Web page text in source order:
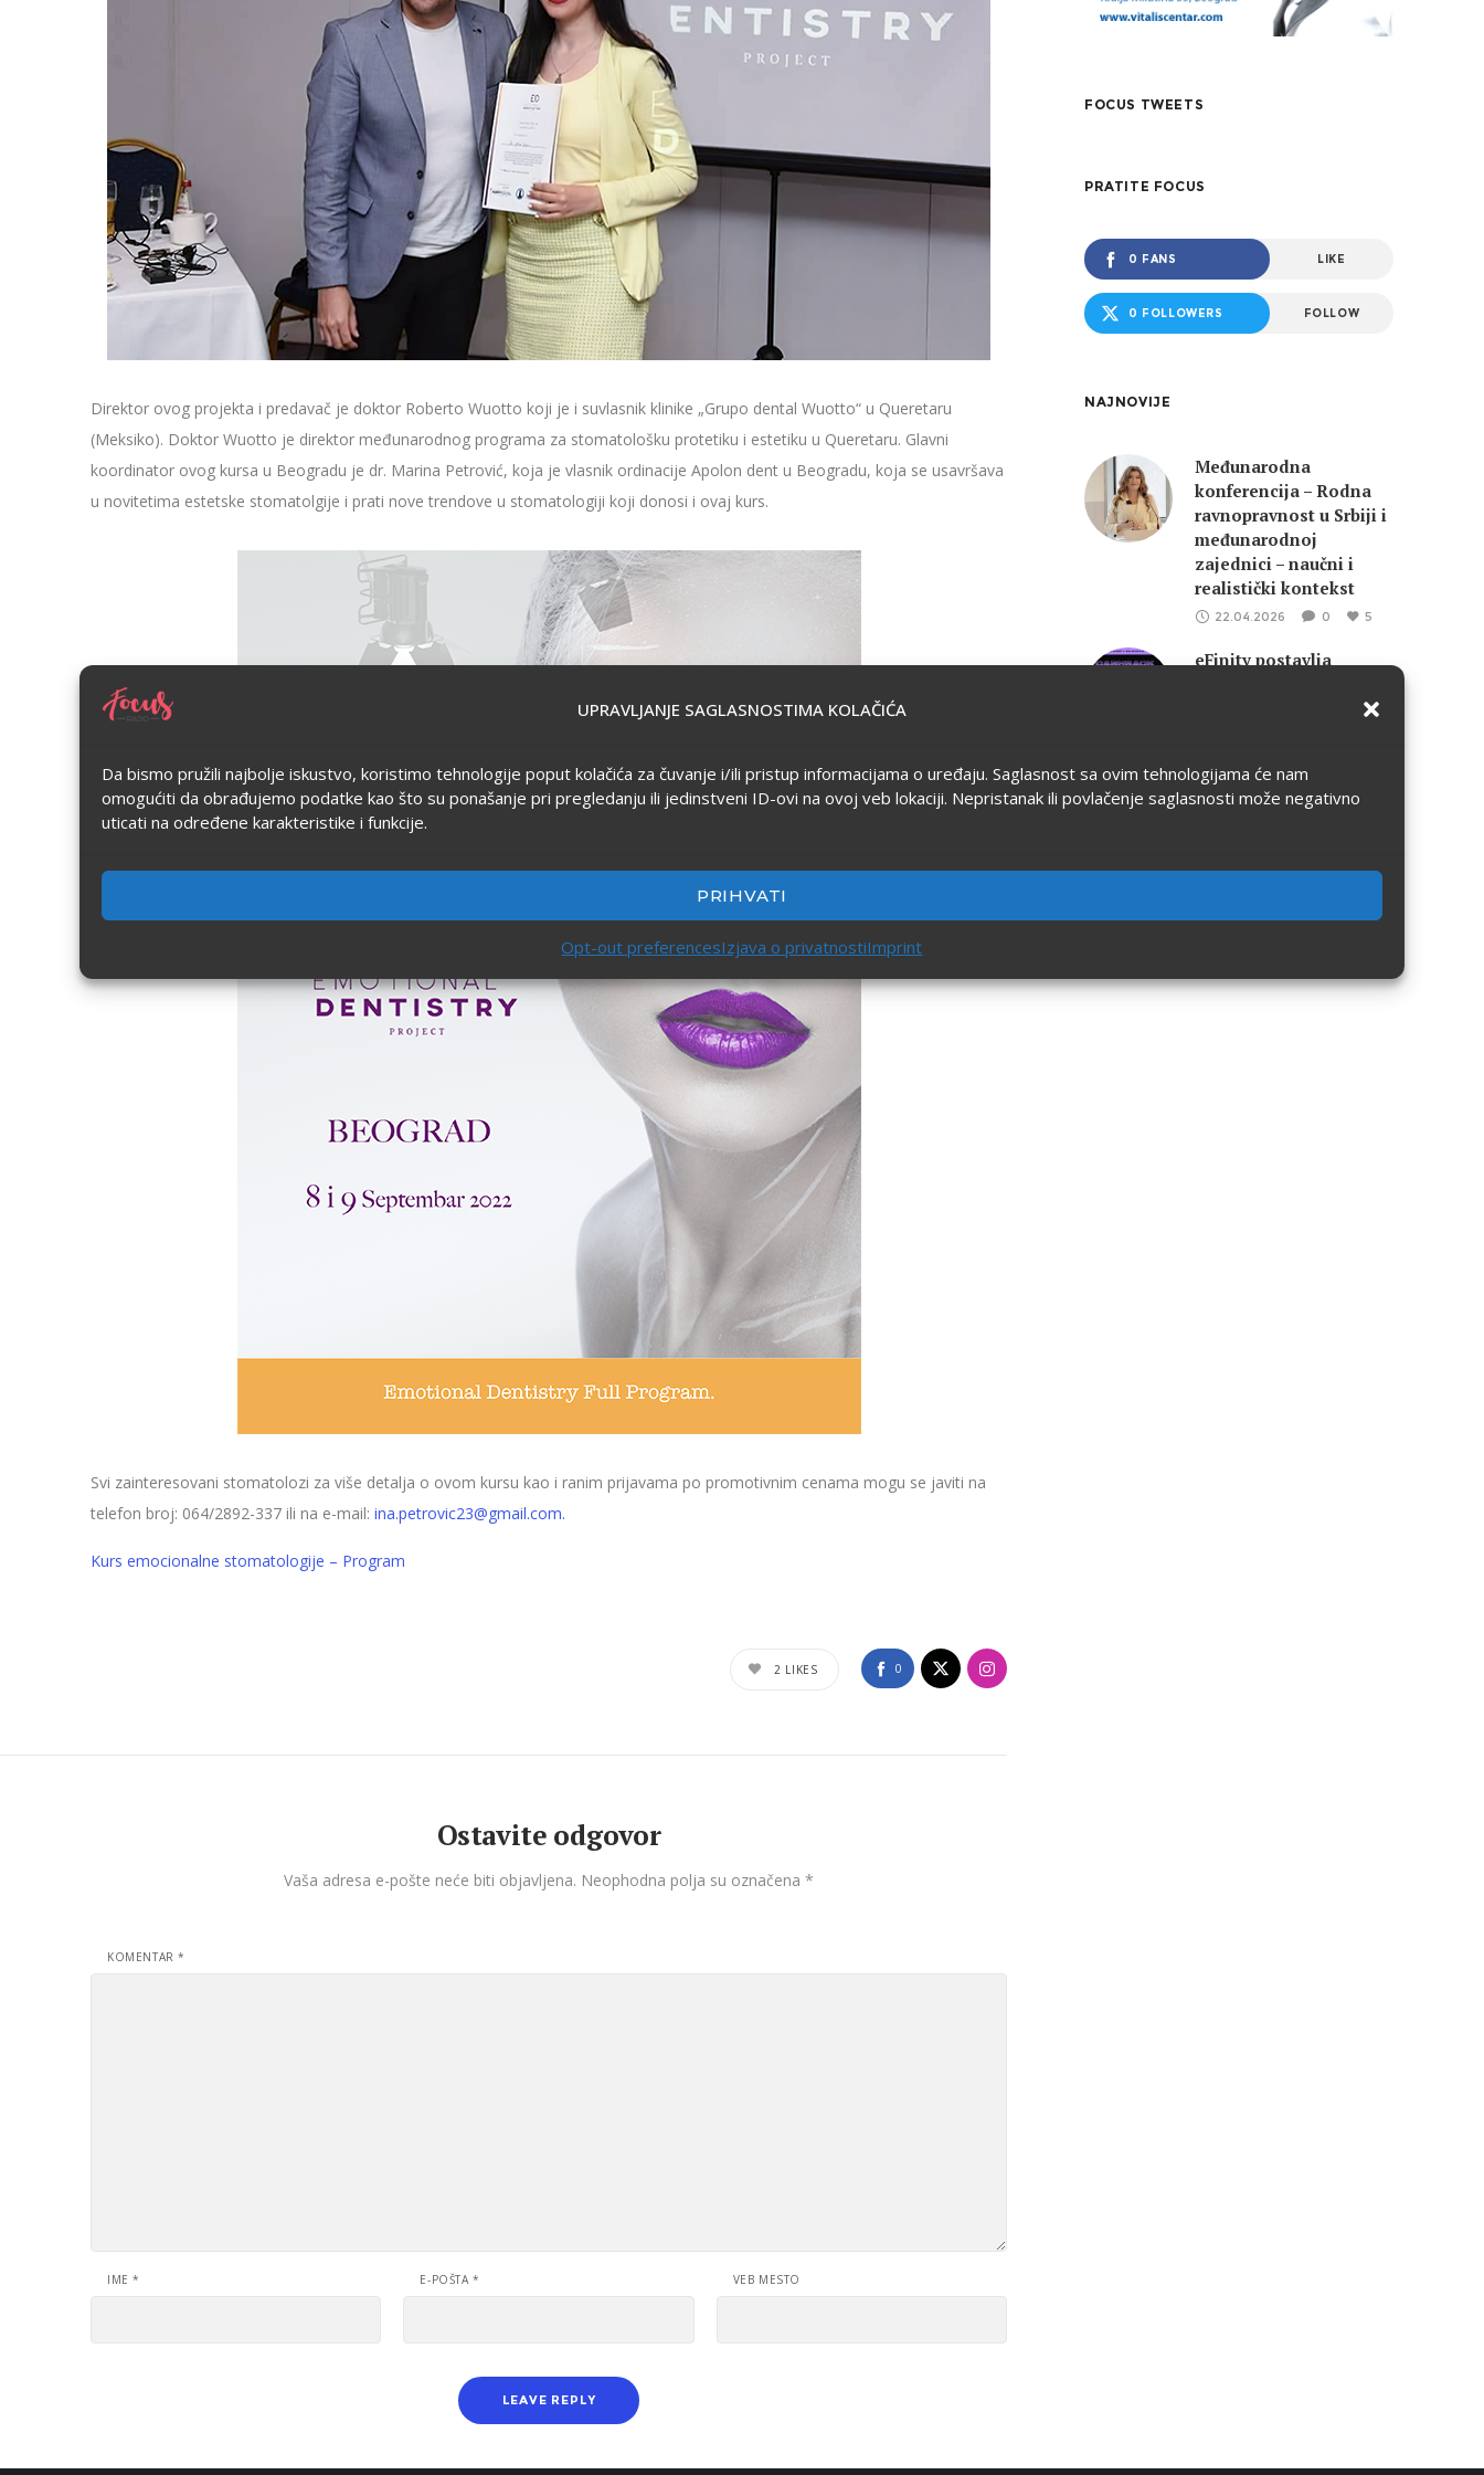
UPRAVLJANJE SAGLASNOSTIMA KOLAČIĆA
Da bismo pružili najbolje iskustvo, koristimo tehnologije poput kolačića za čuvanje i/ili pristup informacijama o uređaju. Saglasnost sa ovim tehnologijama će nam
omogućiti da obrađujemo podatke kao što su ponašanje pri pregledanju ili jedinstveni ID-ovi na ovoj veb lokaciji. Nepristanak ili povlačenje saglasnosti može negativno
uticati na određene karakteristike i funkcije.
PRIHVATI
Opt-out preferencesIzjava o privatnostiImprint
Direktor ovog projekta i predavač je doktor Roberto Wuotto koji je i suvlasnik klinike „Grupo dental Wuotto“ u Queretaru
(Meksiko). Doktor Wuotto je direktor međunarodnog programa za stomatološku protetiku i estetiku u Queretaru. Glavni
koordinator ovog kursa u Beogradu je dr. Marina Petrović, koja je vlasnik ordinacije Apolon dent u Beogradu, koja se usavršava
u novitetima estetske stomatolgije i prati nove trendove u stomatologiji koji donosi i ovaj kurs.
Svi zainteresovani stomatolozi za više detalja o ovom kursu kao i ranim prijavama po promotivnim cenama mogu se javiti na
telefon broj: 064/2892-337 ili na e-mail: ina.petrovic23@gmail.com.
Kurs emocionalne stomatologije – Program
0
2 LIKES
Ostavite odgovor
Vaša adresa e-pošte neće biti objavljena. Neophodna polja su označena *
KOMENTAR*
IME* E-POŠTA* VEB MESTO
FOCUS TWEETS
PRATITE FOCUS
0 FANS LIKE
0 FOLLOWERS FOLLOW
NAJNOVIJE
Međunarodna
konferencija – Rodna
ravnopravnost u Srbiji i
međunarodnoj
zajednici – naučni i
realistički kontekst
22.04.2026 0 5
eFinity postavlja
Veliko interesovanje za
centru